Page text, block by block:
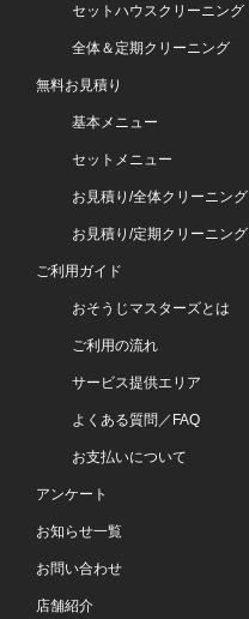
セットハウスクリーニング
全体＆定期クリーニング
無料お見積り
基本メニュー
セットメニュー
お見積り/全体クリーニング
お見積り/定期クリーニング
ご利用ガイド
おそうじマスターズとは
ご利用の流れ
サービス提供エリア
よくある質問／FAQ
お支払いについて
アンケート
お知らせ一覧
お問い合わせ
店舗紹介